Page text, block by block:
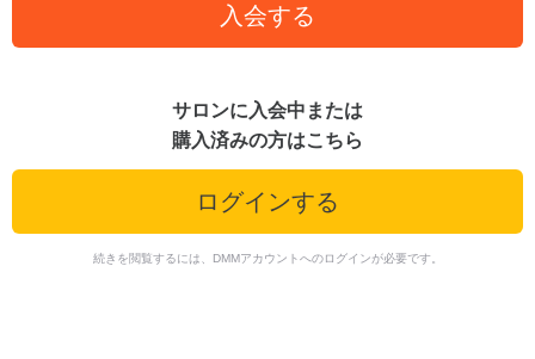
入会する
サロンに入会中または
購入済みの方はこちら
ログインする
続きを閲覧するには、DMMアカウントへのログインが必要です。